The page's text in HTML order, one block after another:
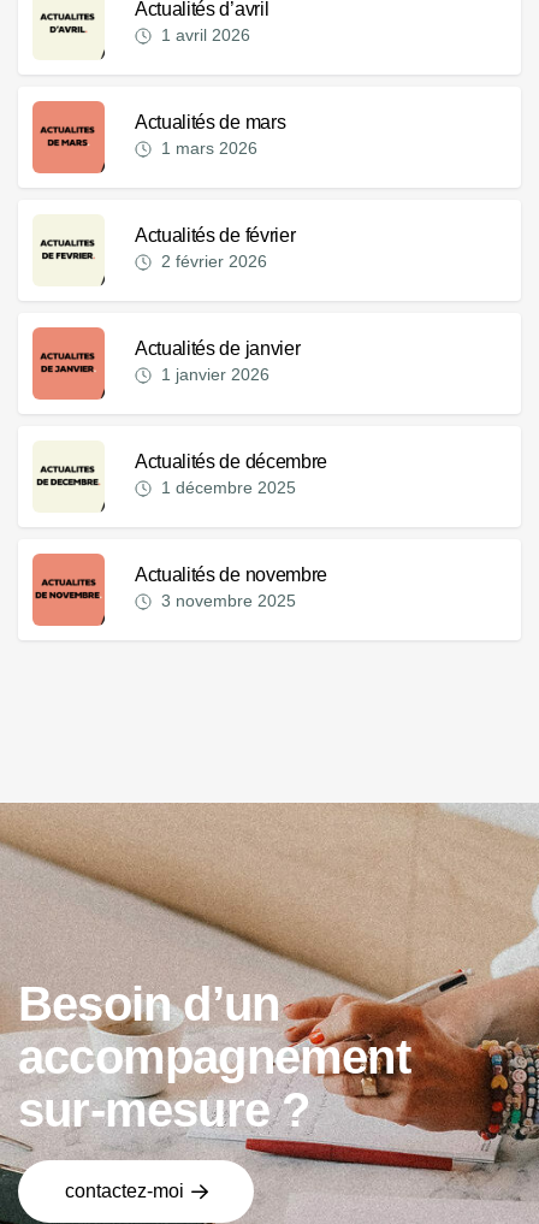
Actualités d’avril
1 avril 2026
Actualités de mars
1 mars 2026
Actualités de février
2 février 2026
Actualités de janvier
1 janvier 2026
Actualités de décembre
1 décembre 2025
Actualités de novembre
3 novembre 2025
Besoin d’un
accompagnement
sur-mesure ?
contactez-moi